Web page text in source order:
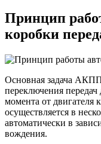
Принцип
коробки
Основная задача АКПП
переключения
момента от
осуществляется в
автоматически в
вождения.